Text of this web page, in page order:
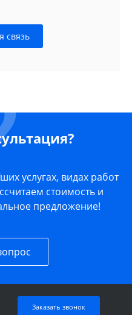
связь
услугах, видах работ
стоимость и
предложение!
Заказать звонок